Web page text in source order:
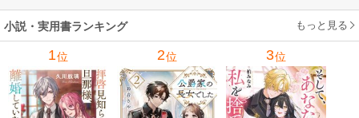
小説・実用書ランキング もっと見る
1位 2位 3位